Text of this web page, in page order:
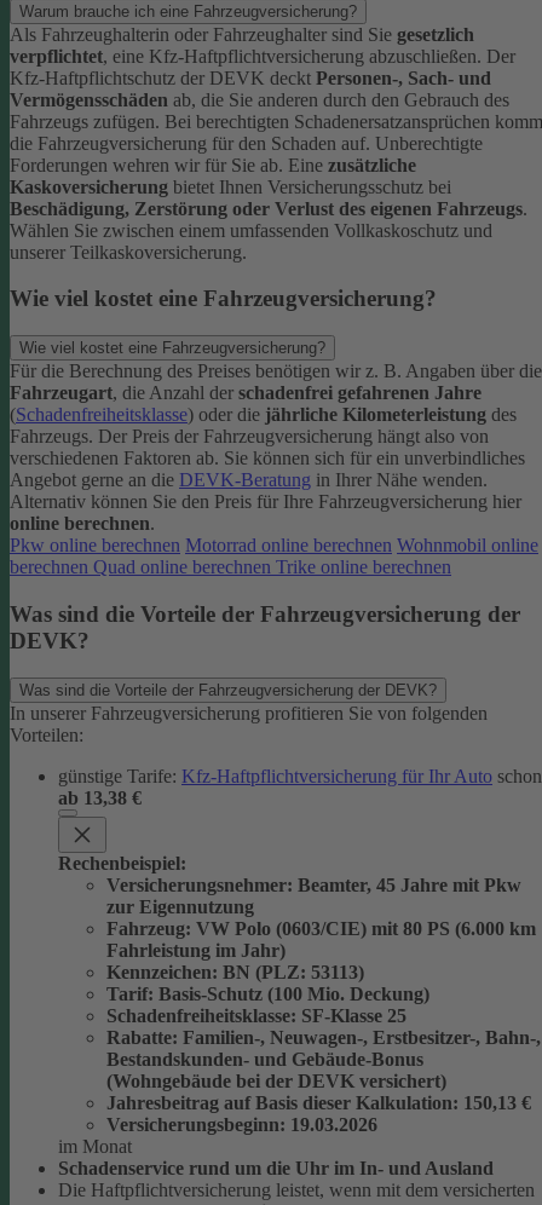
Warum brauche ich eine Fahrzeugversicherung?
Als Fahrzeughalterin oder Fahrzeughalter sind Sie gesetzlich
verpflichtet, eine Kfz-Haftpflichtversicherung abzuschließen. Der
Kfz-Haftpflichtschutz der DEVK deckt Personen-, Sach- und
Vermögensschäden ab, die Sie anderen durch den Gebrauch des
Fahrzeugs zufügen. Bei berechtigten Schadenersatzansprüchen
die Fahrzeugversicherung für den Schaden auf. Unberechtigte
Forderungen wehren wir für Sie ab. Eine zusätzliche
Kaskoversicherung bietet Ihnen Versicherungsschutz bei
Beschädigung, Zerstörung oder Verlust des eigenen Fahrzeugs.
Wählen Sie zwischen einem umfassenden Vollkaskoschutz und
unserer Teilkaskoversicherung.
Wie viel kostet eine Fahrzeugversicherung?
Wie viel kostet eine Fahrzeugversicherung?
Für die Berechnung des Preises benötigen wir z. B. Angaben über die
Fahrzeugart, die Anzahl der schadenfrei gefahrenen Jahre
(Schadenfreiheitsklasse) oder die jährliche Kilometerleistung des
Fahrzeugs. Der Preis der Fahrzeugversicherung hängt also von
verschiedenen Faktoren ab. Sie können sich für ein unverbindliches
Angebot gerne an die DEVK-Beratung in Ihrer Nähe wenden.
Alternativ können Sie den Preis für Ihre Fahrzeugversicherung hier
online berechnen.
Pkw online berechnen Motorrad online berechnen Wohnmobil online
berechnen Quad online berechnen Trike online berechnen
Was sind die Vorteile der Fahrzeugversicherung der
DEVK?
Was sind die Vorteile der Fahrzeugversicherung der DEVK?
In unserer Fahrzeugversicherung profitieren Sie von folgenden
Vorteilen:
günstige Tarife: Kfz-Haftpflichtversicherung für Ihr Auto schon
ab 13,38 €
Rechenbeispiel:
Versicherungsnehmer: Beamter, 45 Jahre mit Pkw
zur Eigennutzung
Fahrzeug: VW Polo (0603/CIE) mit 80 PS (6.000 km
Fahrleistung im Jahr)
Kennzeichen: BN (PLZ: 53113)
Tarif: Basis-Schutz (100 Mio. Deckung)
Schadenfreiheitsklasse: SF-Klasse 25
Rabatte: Familien-, Neuwagen-, Erstbesitzer-, Bahn-,
Bestandskunden- und Gebäude-Bonus
(Wohngebäude bei der DEVK versichert)
Jahresbeitrag auf Basis dieser Kalkulation: 150,13 €
Versicherungsbeginn: 19.03.2026
im Monat
Schadenservice rund um die Uhr im In- und Ausland
Die Haftpflichtversicherung leistet, wenn mit dem versicherten